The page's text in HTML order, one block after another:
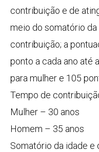
contribuição e de
meio do somatório
contribuição; a
ponto a cada ano até
para mulher e 105
Tempo de
Mulher – 30 anos
Homem – 35 anos
Somatório da idade